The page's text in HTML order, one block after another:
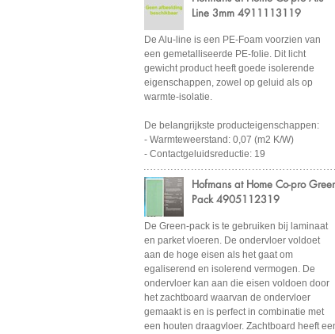
Line 3mm 4911113119
De Alu-line is een PE-Foam voorzien van
een gemetalliseerde PE-folie. Dit licht
gewicht product heeft goede isolerende
eigenschappen, zowel op geluid als op
warmte-isolatie.
De belangrijkste producteigenschappen:
- Warmteweerstand: 0,07 (m2 K/W)
- Contactgeluidsreductie: 19
Hofmans at Home Co-pro
Pack 4905112319
De Green-pack is te gebruiken bij laminaat
en parket vloeren. De ondervloer voldoet
aan de hoge eisen als het gaat om
egaliserend en isolerend vermogen. De
ondervloer kan aan die eisen voldoen door
het zachtboard waarvan de ondervloer
gemaakt is en is perfect in combinatie met
een houten draagvloer. Zachtboard heeft